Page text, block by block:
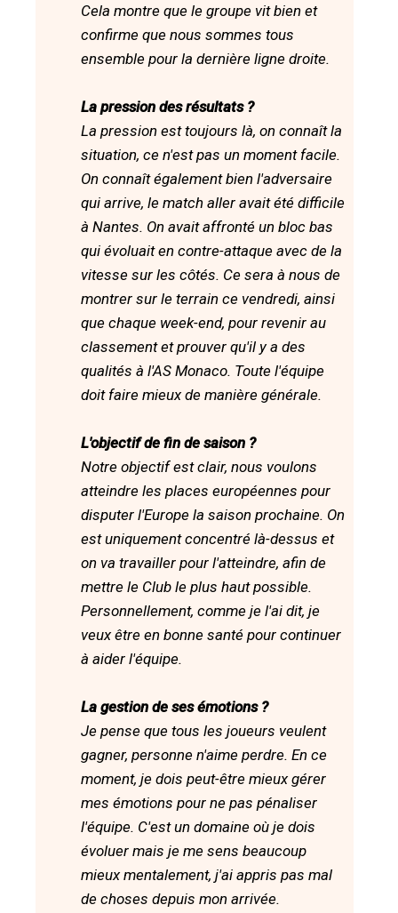
Cela montre que le groupe vit bien et
confirme que nous sommes tous
ensemble pour la dernière ligne droite.
La pression des résultats ?
La pression est toujours là, on connaît la
situation, ce n'est pas un moment facile.
On connaît également bien l'adversaire
qui arrive, le match aller avait été difficile
à Nantes. On avait affronté un bloc bas
qui évoluait en contre-attaque avec de la
vitesse sur les côtés. Ce sera à nous de
montrer sur le terrain ce vendredi, ainsi
que chaque week-end, pour revenir au
classement et prouver qu'il y a des
qualités à l'AS Monaco. Toute l'équipe
doit faire mieux de manière générale.
L'objectif de fin de saison ?
Notre objectif est clair, nous voulons
atteindre les places européennes pour
disputer l'Europe la saison prochaine. On
est uniquement concentré là-dessus et
on va travailler pour l'atteindre, afin de
mettre le Club le plus haut possible.
Personnellement, comme je l'ai dit, je
veux être en bonne santé pour continuer
à aider l'équipe.
La gestion de ses émotions ?
Je pense que tous les joueurs veulent
gagner, personne n'aime perdre. En ce
moment, je dois peut-être mieux gérer
mes émotions pour ne pas pénaliser
l'équipe. C'est un domaine où je dois
évoluer mais je me sens beaucoup
mieux mentalement, j'ai appris pas mal
de choses depuis mon arrivée.